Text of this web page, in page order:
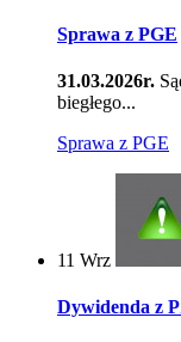
Sprawa z PGE
31.03.2026r.
biegłego...
Sprawa z PGE
11 Wrz
Dywidenda z